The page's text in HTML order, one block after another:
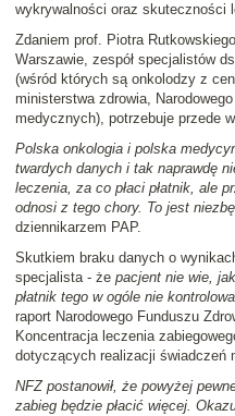
wykrywalności oraz skuteczności
Zdaniem prof. Piotra
Warszawie, zespół specjalistów
(wśród których są onkolodzy z
ministerstwa zdrowia,
medycznych), potrzebuje przede
Polska onkologia i polska
twardych danych i tak naprawdę
leczenia, za co płaci płatnik, ale
odnosi z tego chory. To jest
dziennikarzem PAP.
Skutkiem braku danych o
specjalista - że pacjent nie wie,
płatnik tego w ogóle nie
raport Narodowego Funduszu
Koncentracja leczenia
dotyczących realizacji świadczeń
NFZ postanowił, że powyżej
zabieg będzie płacić więcej.